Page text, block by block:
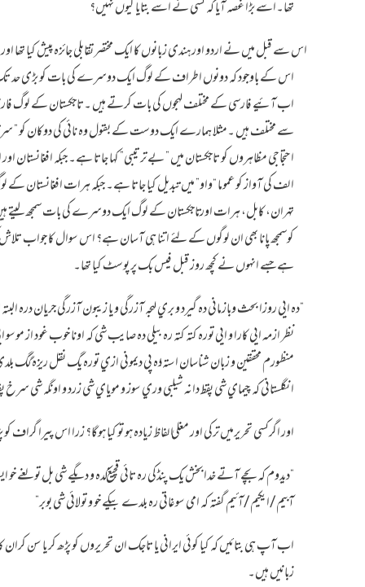
تھا۔اسے بڑا غصہ آیا کہ کسی نے اسے بتایا کیوں نہیں؟
اس سے قبل میں نے اردو اور ہندی زبانوں کا ایک مختصر تقابلی جائزہ پیش کیا تھا اور
اس کے باوجود کہ دونوں اطراف کے لوگ ایک دوسرے کی بات کو بڑی حد تک
اب آئیے فارسی کے مختلف لہجوں کی بات کرتے ہیں ۔تاجکستان کے لوگ
سے مختلف ہیں ۔مثلا ہمارے ایک دوست کے بقول وہ نائی کی دوکان کو ”
احتجاجی مظاہروں کو تاجکستان میں ” بے ترتیبی” کہا جاتا ہے۔ جبکہ
الف کی آواز کو عموما “واو” میں تبدیل کیا جاتا ہے۔ جبکہ ہرات افغانستان
تہران، کابل، ہرات اور تاجکستان کے لوگ ایک دوسرے کی بات سمجھ لیتے ہیں
کوسمجھ پانا بھی ان لوگوں کے لئے اتنا ہی آسان ہے؟ اس سوال کا جواب
ہے جسے انہوں نے کچھ روز قبل فیس بک پر پوسٹ کیا تھا۔
“ده ايي روزا بحث وبازماني ده گيرد و بري لهجه آزرگي و يا زيبون آزرگي جريان دره
نظر ازمه ايي كارا و ايي توره كته كته ره بيلي ده صايب شي كه اونا خوب غود از
انگلستاني كه چيماي شي پقط دانه شيلبي وري سوز و موياي شي زرد و اونگه شي
اور اگرکسی تحریرمیں ترکی اور مغلی الفاظ زیادہ ہو تو کیا ہوگا؟ زرا اس پیرا گراف
“دیدوم کہ بچے آتے خدابخش یک پنڈکی رہ تائی قچیغ کدہ و دیگے شی بل تولغے
آبیم/ایکیم/آئیم گفتہ کہ امی سوغاتی رہ بلدے بیکے خو و تولائی شی بوبر”
اب آپ ہی بتائیں کہ کیا کوئی ایرانی یا تاجک ان تحریروں کو پڑھ کر یا سن کران
زبانیں ہیں۔